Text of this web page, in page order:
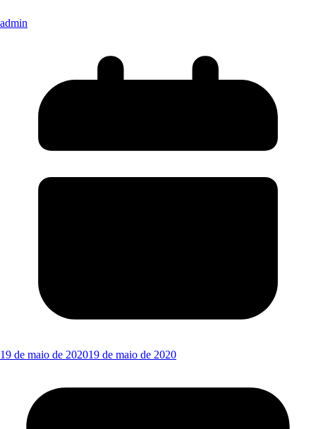
admin
19 de maio de 202019 de maio de 2020